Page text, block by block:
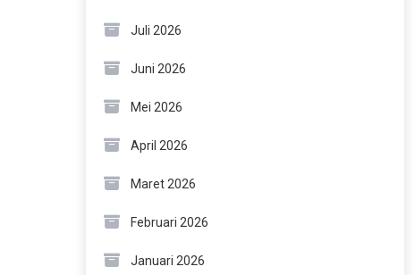
Juli 2026
Juni 2026
Mei 2026
April 2026
Maret 2026
Februari 2026
Januari 2026